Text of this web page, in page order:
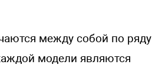
между собой по ряду
модели являются